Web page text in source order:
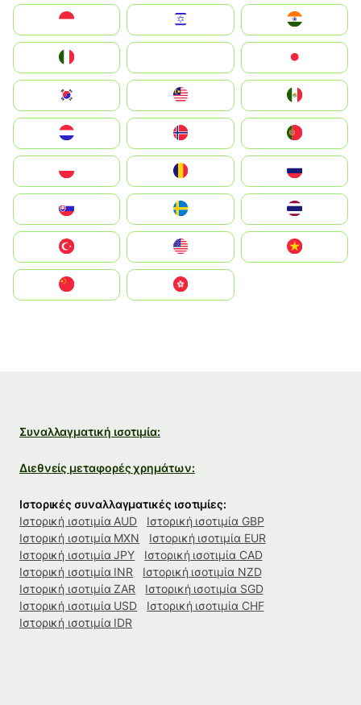
South Korea
United States
中國香港特別行政區
Συναλλαγματική ισοτιμία:
Διεθνείς μεταφορές χρημάτων:
Ιστορικές συναλλαγματικές ισοτιμίες:
Ιστορική ισοτιμία AUD
Ιστορική ισοτιμία GBP
Ιστορική ισοτιμία MXN
Ιστορική ισοτιμία EUR
Ιστορική ισοτιμία JPY
Ιστορική ισοτιμία CAD
Ιστορική ισοτιμία INR
Ιστορική ισοτιμία NZD
Ιστορική ισοτιμία ZAR
Ιστορική ισοτιμία SGD
Ιστορική ισοτιμία USD
Ιστορική ισοτιμία CHF
Ιστορική ισοτιμία IDR